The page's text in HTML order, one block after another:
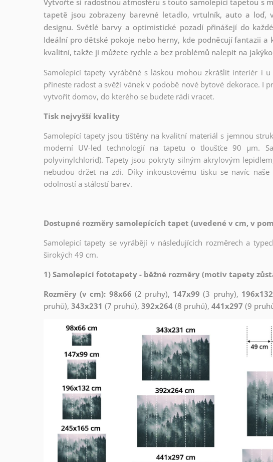
tapetě jsou zobrazeny barevné letadlo, vrtulník, auto a loď,
designu. Světlé barvy a optimistické pozadí přinášejí do
Ideální pro dětské pokoje nebo herny, kde podněcují fantazii
kvalitní, takže ji můžete rychle a bez problémů nalepit na
Samolepící tapety vyráběné s láskou mohou zkrášlit interiér i
přineste radost a svěží vánek v podobě nové bytové dekorace. I
vytvořit domov, do kterého se budete rádi vracet.
Tisk nejvyšší kvality
Samolepící tapety jsou tištěny na kvalitní materiál s jemnou
moderní UV-led technologií na tapetu o tloušťce 90 µm.
polyvinylchlorid). Tapety jsou pokryty silným akrylovým
nebudou držet na zdi. Díky inkoustovému tisku se navíc
odolností a stálostí barev.
Dostupné rozměry samolepících tapet (uvedené v cm, v
Samolepicí tapety se vyrábějí v následujících rozměrech a
širokých 49 cm.
1) Samolepící fototapety - běžné rozměry (motiv tapety
Rozměry (v cm): 98x66 (2 pruhy), 147x99 (3 pruhy), 196x132
pruhů), 343x231 (7 pruhů), 392x264 (8 pruhů), 441x297 (9